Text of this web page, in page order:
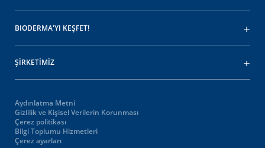
BIODERMA'YI KEŞFET!
ŞİRKETİMİZ
Aydınlatma Metni
Gizlilik ve Kişisel Verilerin Korunması
Çerez politikası
Bilgi Toplumu Hizmetleri
Çerez ayarları